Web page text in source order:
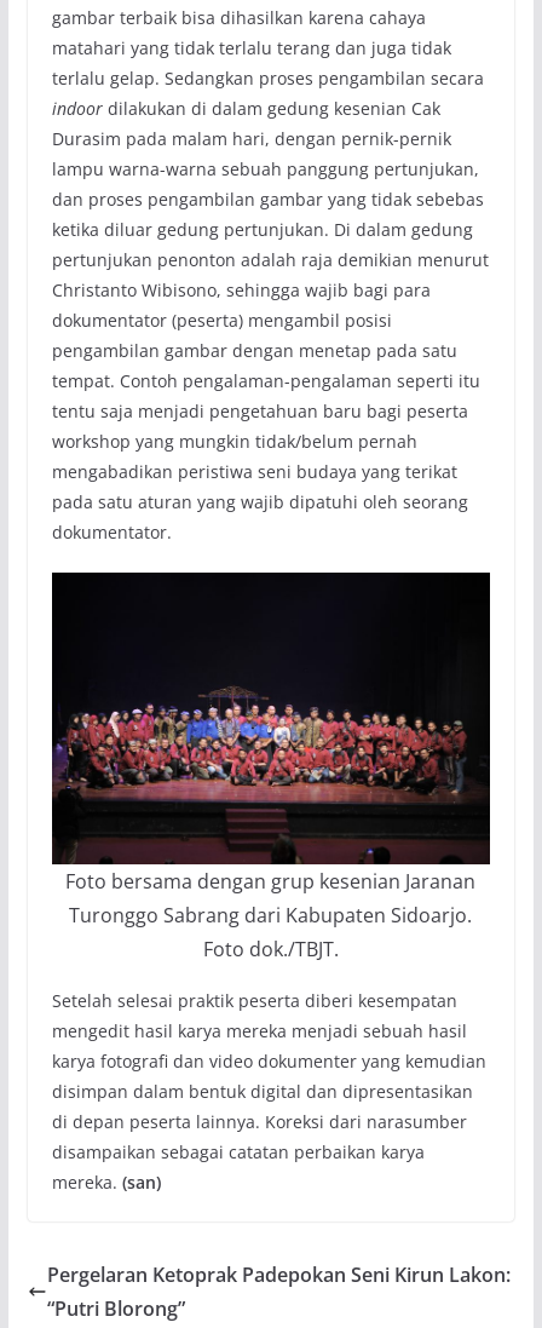
gambar terbaik bisa dihasilkan karena cahaya
matahari yang tidak terlalu terang dan juga tidak
terlalu gelap. Sedangkan proses pengambilan secara
indoordilakukan di dalam gedung kesenian Cak
Durasim pada malam hari, dengan pernik-pernik
lampu warna-warna sebuah panggung pertunjukan,
dan proses pengambilan gambar yang tidak sebebas
ketika diluar gedung pertunjukan. Di dalam gedung
pertunjukan penonton adalah raja demikian menurut
Christanto Wibisono, sehingga wajib bagi para
dokumentator (peserta) mengambil posisi
pengambilan gambar dengan menetap pada satu
tempat. Contoh pengalaman-pengalaman seperti itu
tentu saja menjadi pengetahuan baru bagi peserta
workshop yang mungkin tidak/belum pernah
mengabadikan peristiwa seni budaya yang terikat
pada satu aturan yang wajib dipatuhi oleh seorang
dokumentator.
Foto bersama dengan grup kesenian Jaranan
Turonggo Sabrang dari Kabupaten Sidoarjo.
Foto dok./TBJT.
Setelah selesai praktik peserta diberi kesempatan
mengedit hasil karya mereka menjadi sebuah hasil
karya fotografi dan video dokumenter yang kemudian
disimpan dalam bentuk digital dan dipresentasikan
di depan peserta lainnya. Koreksi dari narasumber
disampaikan sebagai catatan perbaikan karya
mereka. (san)
Pergelaran Ketoprak Padepokan Seni Kirun Lakon:
“Putri Blorong”